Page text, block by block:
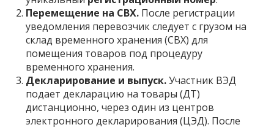
Перемещение на СВХ. После регистрации
уведомления перевозчик следует с грузом на
склад временного хранения (СВХ) для
помещения товаров под процедуру
временного хранения.
Декларирование и выпуск.Участник ВЭД
подает декларацию на товары (ДТ)
дистанционно, через один из центров
электронного декларирования (ЦЭД). После